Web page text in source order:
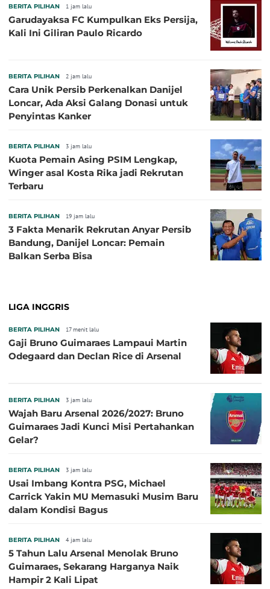
BERITA PILIHAN 1 jam lalu
Garudayaksa FC Kumpulkan Eks Persija,
Kali Ini Giliran Paulo Ricardo
BERITA PILIHAN 2 jam lalu
Cara Unik Persib Perkenalkan Danijel
Loncar, Ada Aksi Galang Donasi untuk
Penyintas Kanker
BERITA PILIHAN 3 jam lalu
Kuota Pemain Asing PSIM Lengkap,
Winger asal Kosta Rika jadi Rekrutan
Terbaru
BERITA PILIHAN 19 jam lalu
3 Fakta Menarik Rekrutan Anyar Persib
Bandung, Danijel Loncar: Pemain
Balkan Serba Bisa
LIGA INGGRIS
BERITA PILIHAN 17 menit lalu
Gaji Bruno Guimaraes Lampaui Martin
Odegaard dan Declan Rice di Arsenal
BERITA PILIHAN 3 jam lalu
Wajah Baru Arsenal 2026/2027: Bruno
Guimaraes Jadi Kunci Misi Pertahankan
Gelar?
BERITA PILIHAN 3 jam lalu
Usai Imbang Kontra PSG, Michael
Carrick Yakin MU Memasuki Musim Baru
dalam Kondisi Bagus
BERITA PILIHAN 4 jam lalu
5 Tahun Lalu Arsenal Menolak Bruno
Guimaraes, Sekarang Harganya Naik
Hampir 2 Kali Lipat